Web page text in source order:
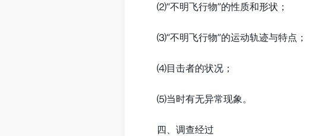
⑵“不明飞行物”的性质和形状；
⑶“不明飞行物”的运动轨迹与特点；
⑷目击者的状况；
⑸当时有无异常现象。
四、调查经过